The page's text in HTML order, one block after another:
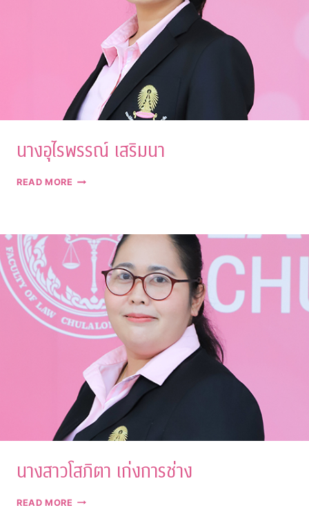
นางอุไรพรรณ์ เสริมนา
READ MORE นาง
เสริม
นา
นางสาวโสภิตา เก่งการช่าง
READ MORE
นาง